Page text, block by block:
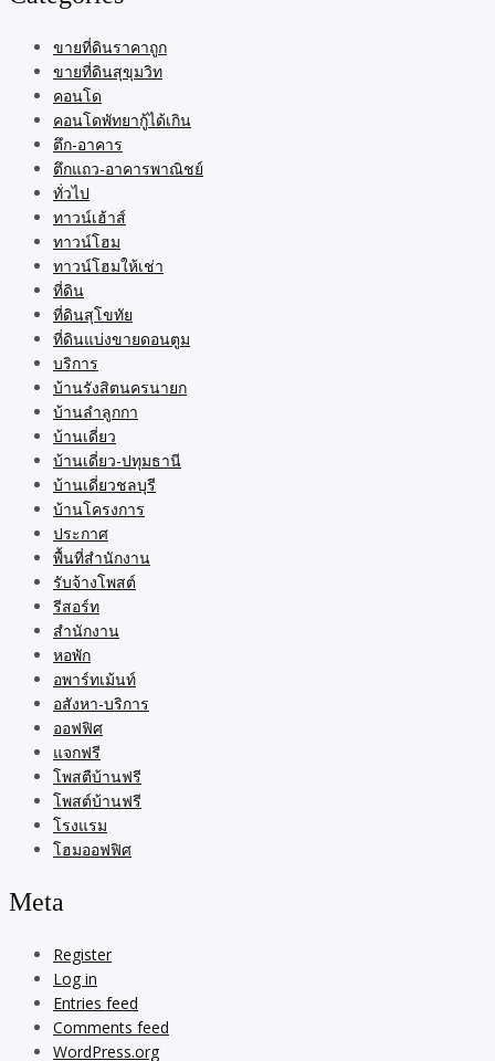
ขายที่ดินราคาถูก
ขายที่ดินสุขุมวิท
คอนโด
คอนโดพัทยากู้ได้เกิน
ตึก-อาคาร
ตึกแถว-อาคารพาณิชย์
ทั่วไป
ทาวน์เฮ้าส์
ทาวน์โฮม
ทาวน์โฮมให้เช่า
ที่ดิน
ที่ดินสุโขทัย
ที่ดินแบ่งขายดอนตูม
บริการ
บ้านรังสิตนครนายก
บ้านลำลูกกา
บ้านเดี่ยว
บ้านเดี่ยว-ปทุมธานี
บ้านเดี่ยวชลบุรี
บ้านโครงการ
ประกาศ
พื้นที่สำนักงาน
รับจ้างโพสต์
รีสอร์ท
สำนักงาน
หอพัก
อพาร์ทเม้นท์
อสังหา-บริการ
ออฟฟิศ
แจกฟรี
โพสตืบ้านฟรี
โพสต์บ้านฟรี
โรงแรม
โฮมออฟฟิศ
Meta
Register
Log in
Entries feed
Comments feed
WordPress.org